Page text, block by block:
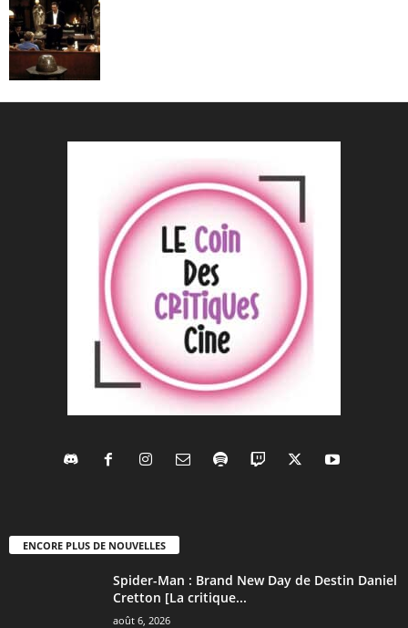
ENCORE PLUS DE NOUVELLES
Spider-Man : Brand New Day de Destin Daniel
Cretton [La critique...
août 6, 2026